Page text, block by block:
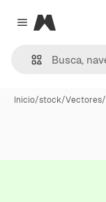
Close menu
Magnific
Inicio/stock/Vectores/